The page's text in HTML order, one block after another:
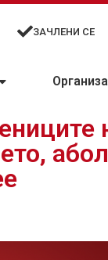
ЗАЧЛЕНИ СЕ